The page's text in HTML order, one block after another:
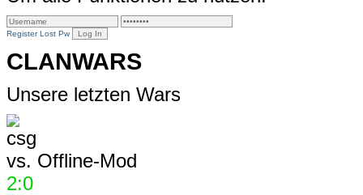
Register Lost Pw
CLANWARS
Unsere letzten Wars
vs. Offline-Mod
2:0